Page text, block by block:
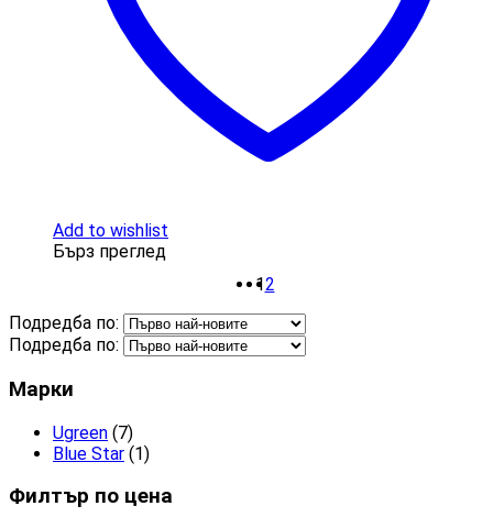
Add to wishlist
Бърз преглед
12
Подредба по:
Подредба по:
Марки
Ugreen (7)
Blue Star (1)
Филтър по цена